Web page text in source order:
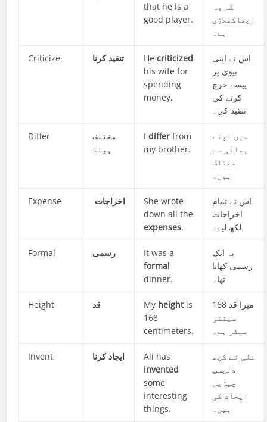
that he is a
good player.
کہ وہ
اچھاکھلاڑی
ہے۔
Criticize تنقید کرنا Hecriticized
his wife for
spending
money.
اس نے اپنی
بیوی پر
پیسے خرچ
کرنے کی
تنقید کی۔
Differ
مختلف
ہونا
Idiffer from
my brother.
میں اپنے
بھائی سے
مختلف
ہوں۔
Expense اخراجات
She wrote
down all the
expenses.
اس نے تمام
اخراجات
لکھ لیے۔
Formal رسمی
It was a
formal
dinner.
یہ ایک
رسمی کھانا
تھا۔
Height My heightis
168
centimeters.
میرا قد 168
سینٹی
میٹر ہے۔
Invent ایجادکرنا
Ali has
invented
some
interesting
things.
علی نے کچھ
دلچسپ
چیزیں
ایجاد کی
ہیں۔